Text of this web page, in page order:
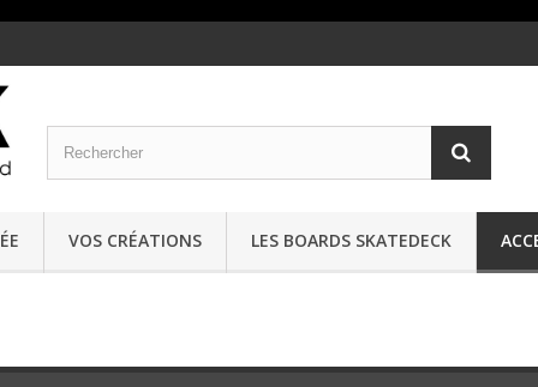
VOS CRÉATIONS LES BOARDS SKATEDECK